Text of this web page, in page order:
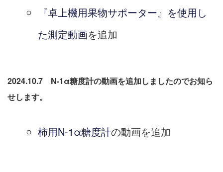
『卓上機用果物サポーター』を使用し
た測定動画を追加
2024.10.7 N-1α糖度計の動画を追加しましたのでお知ら
せします。
柿用N-1α糖度計の動画を追加